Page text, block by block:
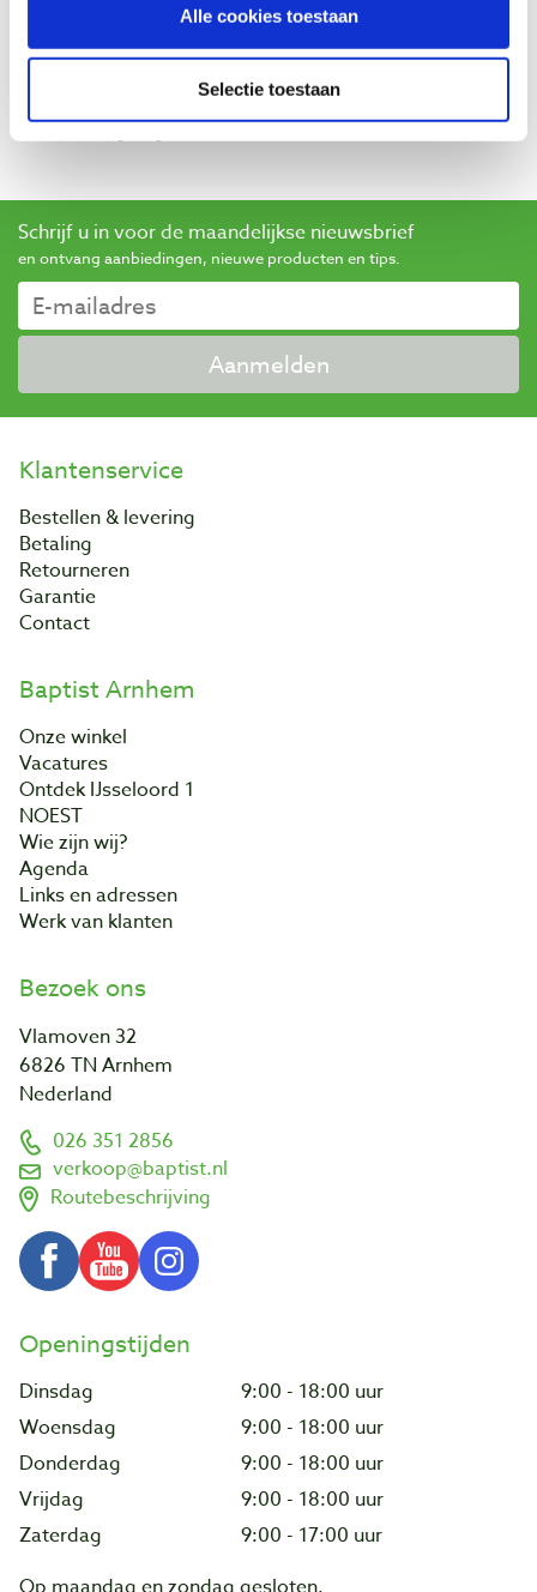
Alle cookies toestaan
Selectie toestaan
Baptist maakt gebruik van Trusted Shops als een
onafhankelijke dienstverlener voor het verkrijgen van
genomen om ervoor te zorgen dat het om echte
beoordelingen gaat.Meer informatie
Schrijf u in voor de maandelijkse nieuwsbrief
en ontvang aanbiedingen, nieuwe producten en tips.
Aanmelden
Klantenservice
Bestellen & levering
Betaling
Retourneren
Garantie
Contact
Baptist Arnhem
Onze winkel
Vacatures
Ontdek IJsseloord 1
NOEST
Wie zijn wij?
Agenda
Links en adressen
Werk van klanten
Bezoek ons
Vlamoven 32
6826 TN Arnhem
Nederland
026 351 2856
verkoop@baptist.nl
Routebeschrijving
Openingstijden
Dinsdag
9:00 - 18:00 uur
Woensdag
9:00 - 18:00 uur
Donderdag
9:00 - 18:00 uur
Vrijdag
9:00 - 18:00 uur
Zaterdag
9:00 - 17:00 uur